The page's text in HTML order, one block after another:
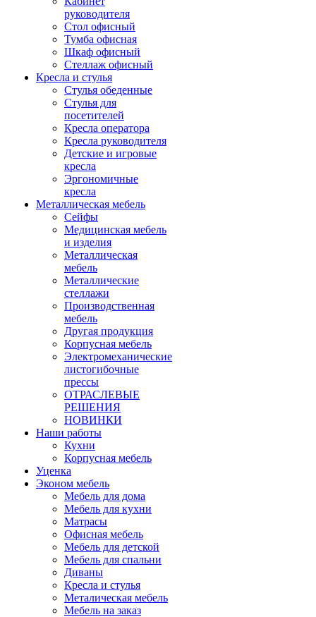
руководителя
Стол офисный
Тумба офисная
Шкаф офисный
Стеллаж офисный
Кресла и стулья
Стулья обеденные
Стулья для
посетителей
Кресла оператора
Кресла руководителя
Детские и игровые
кресла
Эргономичные
кресла
Металлическая мебель
Сейфы
Медицинская мебель
и изделия
Металлическая
мебель
Металлические
стеллажи
Производственная
мебель
Другая продукция
Корпусная мебель
Электромеханические
листогибочные
прессы
ОТРАСЛЕВЫЕ
РЕШЕНИЯ
НОВИНКИ
Наши работы
Кухни
Корпусная мебель
Уценка
Эконом мебель
Мебель для дома
Мебель для кухни
Матрасы
Офисная мебель
Мебель для детской
Мебель для спальни
Диваны
Кресла и стулья
Металическая мебель
Мебель на заказ